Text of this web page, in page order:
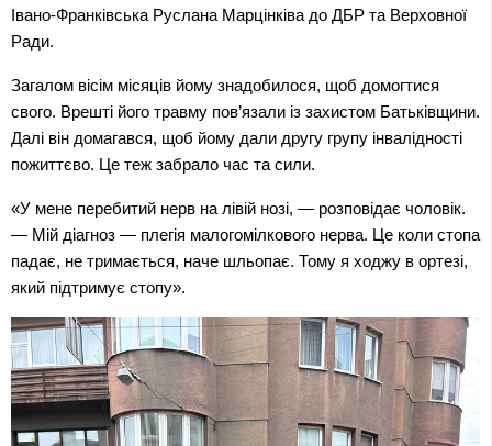
Івано-Франківська Руслана Марцінківа до ДБР та Верховної
Ради.
Загалом вісім місяців йому знадобилося, щоб домогтися
свого. Врешті його травму пов’язали із захистом Батьківщини.
Далі він домагався, щоб йому дали другу групу інвалідності
пожиттєво. Це теж забрало час та сили.
«У мене перебитий нерв на лівій нозі, — розповідає чоловік.
— Мій діагноз — плегія малогомілкового нерва. Це коли стопа
падає, не тримається, наче шльопає. Тому я ходжу в ортезі,
який підтримує стопу».